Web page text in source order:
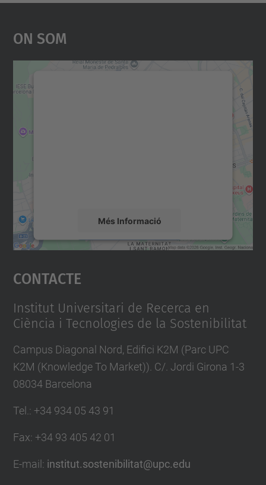
On Som
Més Informació
Accepta
powered by
Contacte
Institut Universitari de Recerca en
Ciència i Tecnologies de la Sostenibilitat
Campus Diagonal Nord, Edifici K2M (Parc UPC
K2M (Knowledge To Market)). C/. Jordi Girona 1-3
08034 Barcelona
Tel. : +34 934 05 43 91
Fax: +34 93 405 42 01
E-mail : institut.sostenibilitat@upc.edu